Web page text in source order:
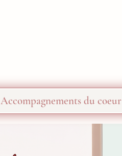
Accompagnements du coeur